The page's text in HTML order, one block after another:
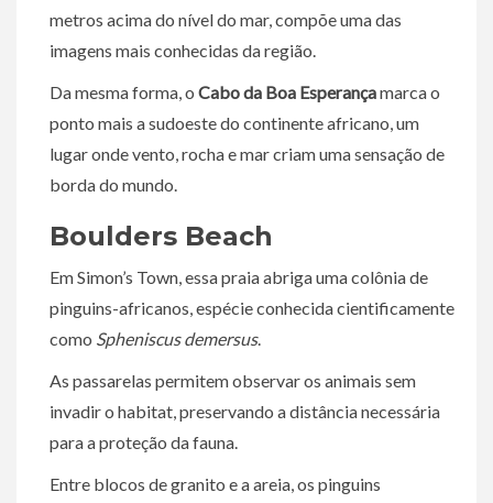
metros acima do nível do mar, compõe uma das
imagens mais conhecidas da região.
Da mesma forma, o Cabo da Boa Esperançamarca o
ponto mais a sudoeste do continente africano, um
lugar onde vento, rocha e mar criam uma sensação de
borda do mundo.
Boulders Beach
Em Simon’s Town, essa praia abriga uma colônia de
pinguins-africanos, espécie conhecida cientificamente
como Spheniscus demersus.
As passarelas permitem observar os animais sem
invadir o habitat, preservando a distância necessária
para a proteção da fauna.
Entre blocos de granito e a areia, os pinguins